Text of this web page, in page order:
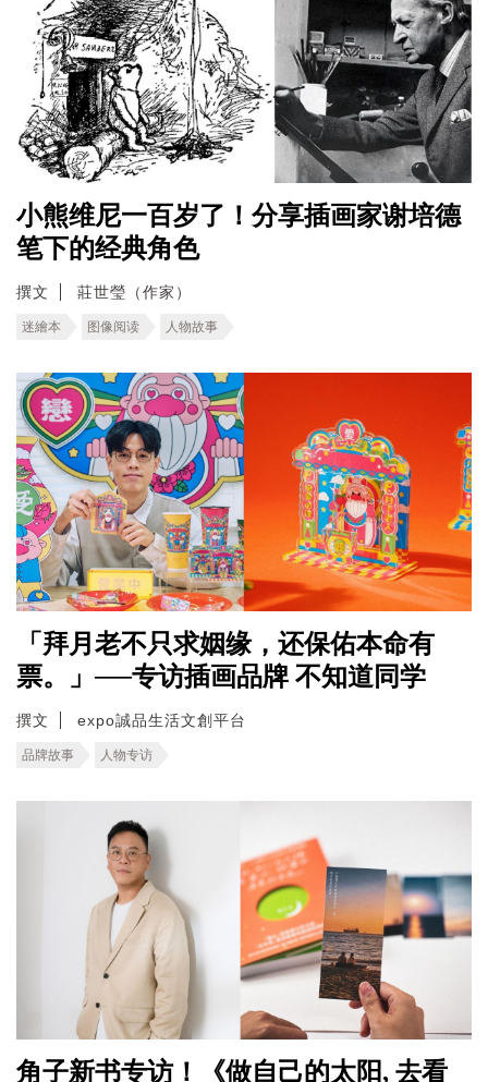
小熊维尼一百岁了！分享插画家谢培德
笔下的经典角色
撰文 莊世瑩（作家）
迷繪本 图像阅读 人物故事
「拜月老不只求姻缘，还保佑本命有
票。」──专访插画品牌 不知道同学
撰文 expo誠品生活文創平台
品牌故事 人物专访
角子新书专访！《做自己的太阳, 去看